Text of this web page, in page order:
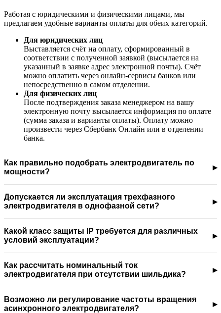
Работая с юридическими и физическими лицами, мы
предлагаем удобные варианты оплаты для обеих категорий.
Для юридических лиц
Выставляется счёт на оплату, сформированный в
соответствии с полученной заявкой (высылается на
указанный в заявке адрес электронной почты). Счёт
можно оплатить через онлайн-сервисы банков или
непосредственно в самом отделении.
Для физических лиц
После подтверждения заказа менеджером на вашу
электронную почту высылается информация по оплате
(сумма заказа и варианты оплаты). Оплату можно
произвести через Сбербанк Онлайн или в отделении
банка.
Как правильно подобрать электродвигатель по
мощности?
Допускается ли эксплуатация трехфазного
электродвигателя в однофазной сети?
Какой класс защиты IP требуется для различных
условий эксплуатации?
Как рассчитать номинальный ток
электродвигателя при отсутствии шильдика?
Возможно ли регулирование частоты вращения
асинхронного электродвигателя?